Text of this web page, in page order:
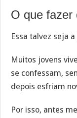
O que fazer
Essa talvez seja
Muitos jovens
se confessam,
depois esfriam
Por isso, antes